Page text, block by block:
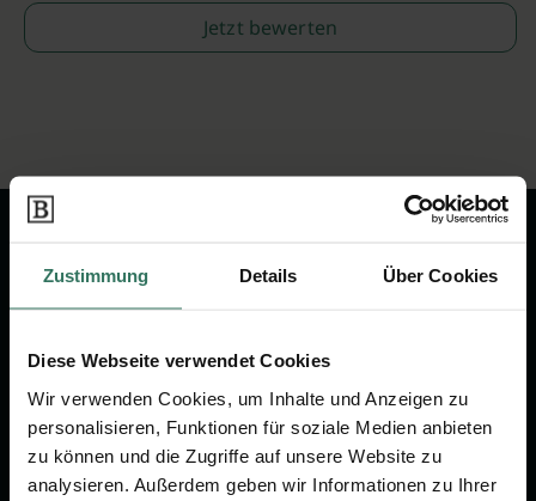
Zustimmung Details Über Cookies
Diese Webseite verwendet Cookies
Wir verwenden Cookies, um Inhalte und Anzeigen zu
personalisieren, Funktionen für soziale Medien anbieten
zu können und die Zugriffe auf unsere Website zu
analysieren. Außerdem geben wir Informationen zu Ihrer
Jetzt bewerten
Wir sind Ihr Ansprechpartner rund
Vorsorge.
Jetzt beraten lassen